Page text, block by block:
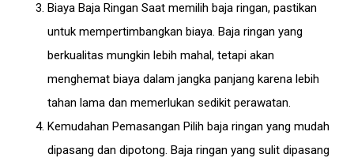
Biaya Baja Ringan Saat memilih baja ringan, pastikan
untuk mempertimbangkan biaya. Baja ringan yang
berkualitas mungkin lebih mahal, tetapi akan
menghemat biaya dalam jangka panjang karena lebih
tahan lama dan memerlukan sedikit perawatan.
Kemudahan Pemasangan Pilih baja ringan yang mudah
dipasang dan dipotong. Baja ringan yang sulit dipasang